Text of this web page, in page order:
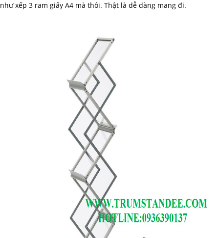
như xếp 3 ram giấy A4 mà thôi. Thật là dễ dàng mang đi.